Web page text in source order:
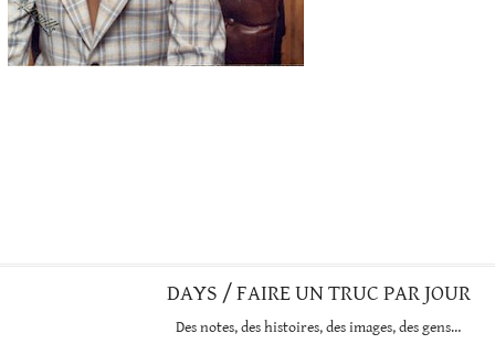
DAYS / FAIRE UN TRUC PAR JOUR
Des notes, des histoires, des images, des gens…